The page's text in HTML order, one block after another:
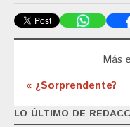
Más
« ¿Sorprendente?
LO ÚLTIMO DE